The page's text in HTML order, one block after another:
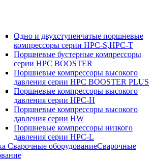
Одно и двухступенчатые поршневые
компрессоры серии HPC-S,HPC-T
Поршневые бустерные компрессоры
серии HPC BOOSTER
Поршневые компрессоры высокого
давления серии HPC BOOSTER PLUS
Поршневые компрессоры высокого
давления серии HPC-H
Поршневые компрессоры высокого
давления серии HW
Поршневые компрессоры низкого
давления серии HPC-L
Сварочные